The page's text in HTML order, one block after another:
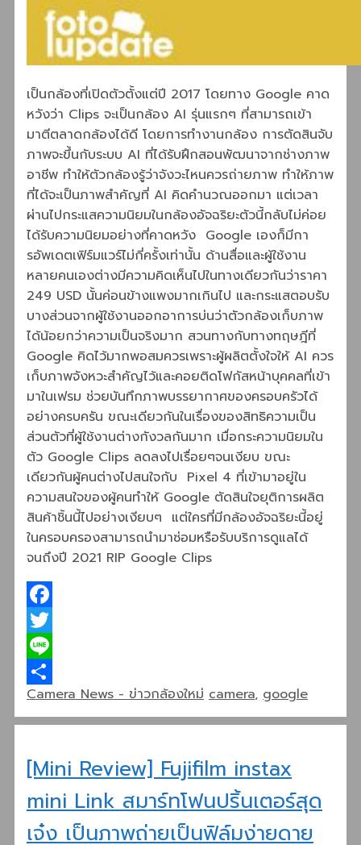
เป็นกล้องที่เปิดตัวตั้งแต่ปี 2017 โดยทาง Google คาด
หวังว่า Clips จะเป็นกล้อง AI รุ่นแรกๆ ที่สามารถเข้า
มาตีตลาดกล้องได้ดี โดยการทำงานกล้อง การตัดสินจับ
ภาพจะขึ้นกับระบบ AI ที่ได้รับฝึกสอนพัฒนาจากช่างภาพ
อาชีพ ทำให้ตัวกล้องรู้ว่าจังวะไหนควรถ่ายภาพ ทำให้ภาพ
ที่ได้จะเป็นภาพสำคัญที่ AI คิดคำนวณออกมา แต่เวลา
ผ่านไปกระแสความนิยมในกล้องอัจฉริยะตัวนี้กลับไม่ค่อย
ได้รับความนิยมอย่างที่คาดหวัง Google เองก็มีกา
รอัพเดตเฟิร์มแวร์ไม่กี่ครั้งเท่านั้น ด้านสื่อและผู้ใช้งาน
หลายคนเองต่างมีความคิดเห็นไปในทางเดียวกันว่าราคา
249 USD นั้นค่อนข้างแพงมากเกินไป และกระแสตอบรับ
บางส่วนจากผู้ใช้งานออกอาการบ่นว่าตัวกล้องเก็บภาพ
ได้น้อยกว่าความเป็นจริงมาก สวนทางกับทางทฤษฎีที่
Google คิดไว้มากพอสมควรเพราะผู้ผลิตตั้งใจให้ AI ควร
เก็บภาพจังหวะสำคัญไว้และคอยติดโฟกัสหน้าบุคคลที่เข้า
มาในเฟรม ช่วยบันทึกภาพบรรยากาศของครอบครัวได้
อย่างครบครัน ขณะเดียวกันในเรื่องของสิทธิความเป็น
ส่วนตัวที่ผู้ใช้งานต่างกังวลกันมาก เมื่อกระความนิยมใน
ตัว Google Clips ลดลงไปเรื่อยๆจนเงียบ ขณะ
เดียวกันผู้คนต่างไปสนใจกับ Pixel 4 ที่เข้ามาอยู่ใน
ความสนใจของผู้คนทำให้ Google ตัดสินใจยุติการผลิต
สินค้าชิ้นนี้ไปอย่างเงียบๆ แต่ใครที่มีกล้องอัจฉริยะนี้อยู่
ในครอบครองสามารถนำมาซ่อมหรือรับบริการดูแลได้
จนถึงปี 2021 RIP Google Clips
Facebook
Twitter
Line
Share
Categories
Camera News - ข่าวกล้องใหม่ Tags
camera, google
[Mini Review] Fujifilm instax
mini Link สมาร์ทโฟนปริ้นเตอร์สุด
เจ๋ง เป็นภาพถ่ายเป็นฟิล์มง่ายดาย